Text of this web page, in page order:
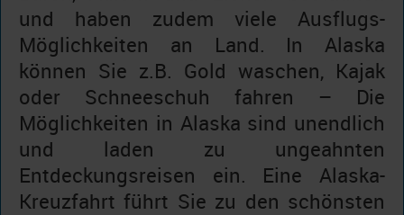
und haben zudem viele Ausflugs-
Möglichkeiten an Land. In Alaska
können Sie z.B. Gold waschen, Kajak
oder Schneeschuh fahren – Die
Möglichkeiten in Alaska sind unendlich
und laden zu ungeahnten
Entdeckungsreisen ein. Eine Alaska-
Kreuzfahrt führt Sie zu den schönsten